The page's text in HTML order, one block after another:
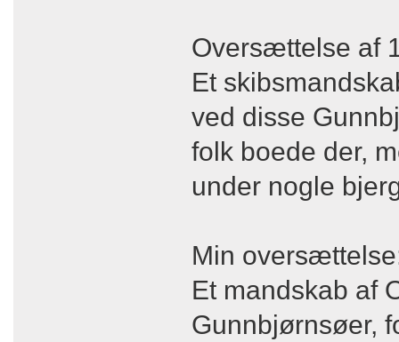
Oversættelse af
Et
ved disse
folk boede der,
under nogle
Min
Et mandskab af
Gunnbjørnsøer,